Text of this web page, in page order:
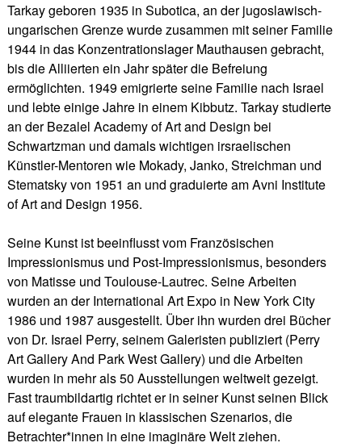
Tarkay geboren 1935 in Subotica, an der jugoslawisch-
ungarischen Grenze wurde zusammen mit seiner Familie
1944 in das Konzentrationslager Mauthausen gebracht,
bis die Alliierten ein Jahr später die Befreiung
ermöglichten. 1949 emigrierte seine Familie nach Israel
und lebte einige Jahre in einem Kibbutz. Tarkay studierte
an der Bezalel Academy of Art and Design bei
Schwartzman und damals wichtigen irsraelischen
Künstler-Mentoren wie Mokady, Janko, Streichman und
Stematsky von 1951 an und graduierte am Avni Institute
of Art and Design 1956.
Seine Kunst ist beeinflusst vom Französischen
Impressionismus und Post-Impressionismus, besonders
von Matisse und Toulouse-Lautrec. Seine Arbeiten
wurden an der International Art Expo in New York City
1986 und 1987 ausgestellt. Über ihn wurden drei Bücher
von Dr. Israel Perry, seinem Galeristen publiziert (Perry
Art Gallery And Park West Gallery) und die Arbeiten
wurden in mehr als 50 Ausstellungen weltweit gezeigt.
Fast traumbildartig richtet er in seiner Kunst seinen Blick
auf elegante Frauen in klassischen Szenarios, die
Betrachter*innen in eine imaginäre Welt ziehen.